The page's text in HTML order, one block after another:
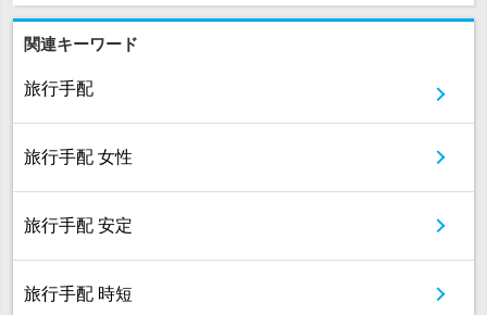
関連キーワード
旅行手配
旅行手配 女性
旅行手配 安定
旅行手配 時短